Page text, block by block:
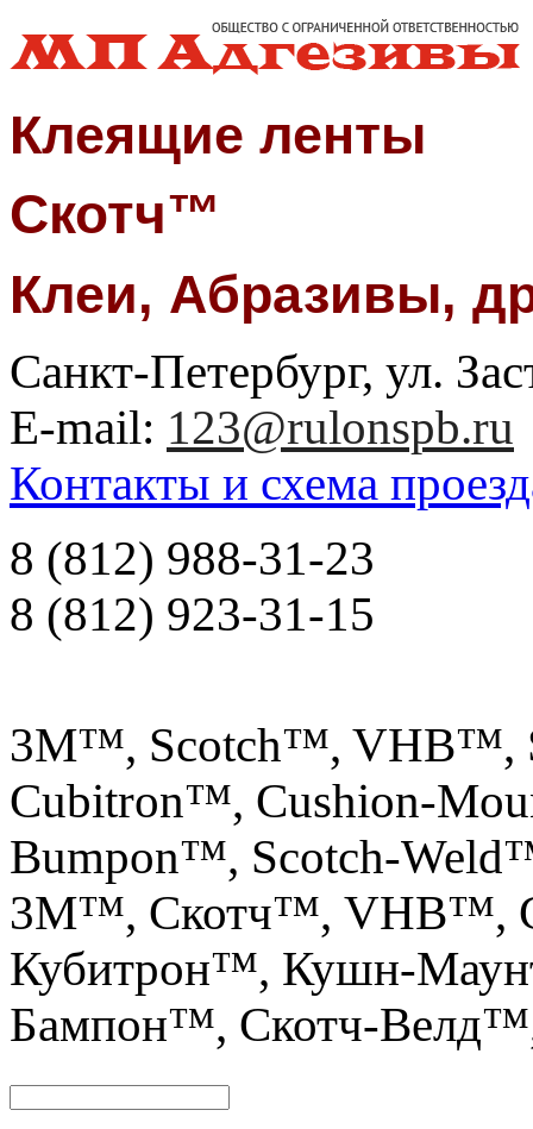
Клеящие ленты
Скотч™
Клеи, Абразивы,
Санкт-Петербург, ул.
E-mail: 123@rulonspb.ru
Контакты и схема
8 (812) 988-31-23
8 (812) 923-31-15
3M™, Scotch™, VHB™,
Cubitron™, Cushion-
Bumpon™, Scotch-
3М™, Скотч™, VHB™,
Кубитрон™, Кушн-
Бампон™, Скотч-